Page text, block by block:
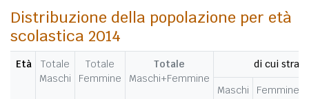
Distribuzione della popolazione per età
scolastica 2014
Età
Totale
Maschi
Totale
Femmine
Totale
Maschi+Femmine
di cui
Maschi Femmine